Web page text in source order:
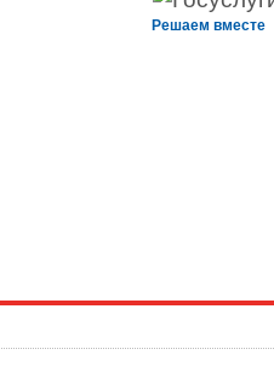
Решаем вместе